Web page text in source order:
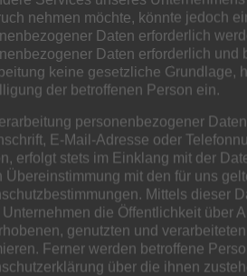
mit dem Bauamt zur Folge,
Exposé sind mit größtmöglicher
keinen Anspruch auf
Objektdaten stammen vom
Angaben zu Flächen,
Ganze
nehmen möchte, könnte jedoch
Daten erforderlich
Daten erforderlich und
keine gesetzliche Grundlage,
der betroffenen Person ein.
personenbezogener
E-Mail-Adresse oder
erfolgt stets im Einklang mit der
Übereinstimmung mit den für uns
Mittels dieser
Unternehmen die Öffentlichkeit über
genutzten und
Ferner werden betroffene
über die ihnen